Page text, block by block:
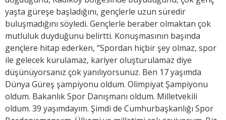
yaşta güreşe başladığını, gençlerle uzun süredir
buluşmadığını söyledi. Gençlerle beraber olmaktan çok
mutluluk duyduğunu belirtti. Konuşmasının başında
gençlere hitap ederken, ‘’Spordan hiçbir şey olmaz, spor
ile gelecek kurulamaz, kariyer oluşturulamaz diye
düşünüyorsanız çok yanılıyorsunuz. Ben 17 yaşımda
Dünya Güreş şampiyonu oldum. Olimpiyat Şampiyonu
oldum. Bakanlık Spor Danışmanı oldum. Milletvekili
oldum. 39 yaşımdayım. Şimdi de Cumhurbaşkanlığı Spor